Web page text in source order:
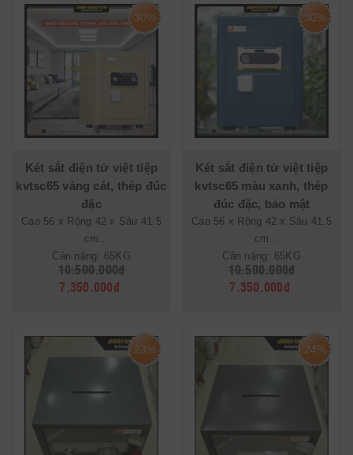
30%
Két sắt điện tử việt tiệp
kvtsc65 vàng cát, thép đúc
đặc
Cao 56 x Rộng 42 x Sâu 41.5
cm
Cân nặng: 65KG
10.500.000đ
7.350.000đ
30%
Két sắt điện tử việt tiệp
kvtsc65 màu xanh, thép
đúc đặc, bảo mật
Cao 56 x Rộng 42 x Sâu 41.5
cm
Cân nặng: 65KG
10.500.000đ
7.350.000đ
23% 24%